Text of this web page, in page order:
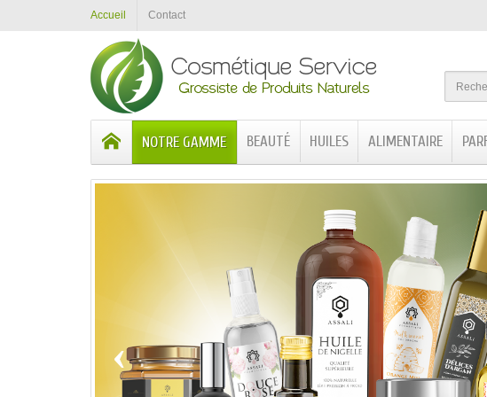
Accueil Contact
NOTRE GAMME BEAUTÉ HUILES ALIMENTAIRE